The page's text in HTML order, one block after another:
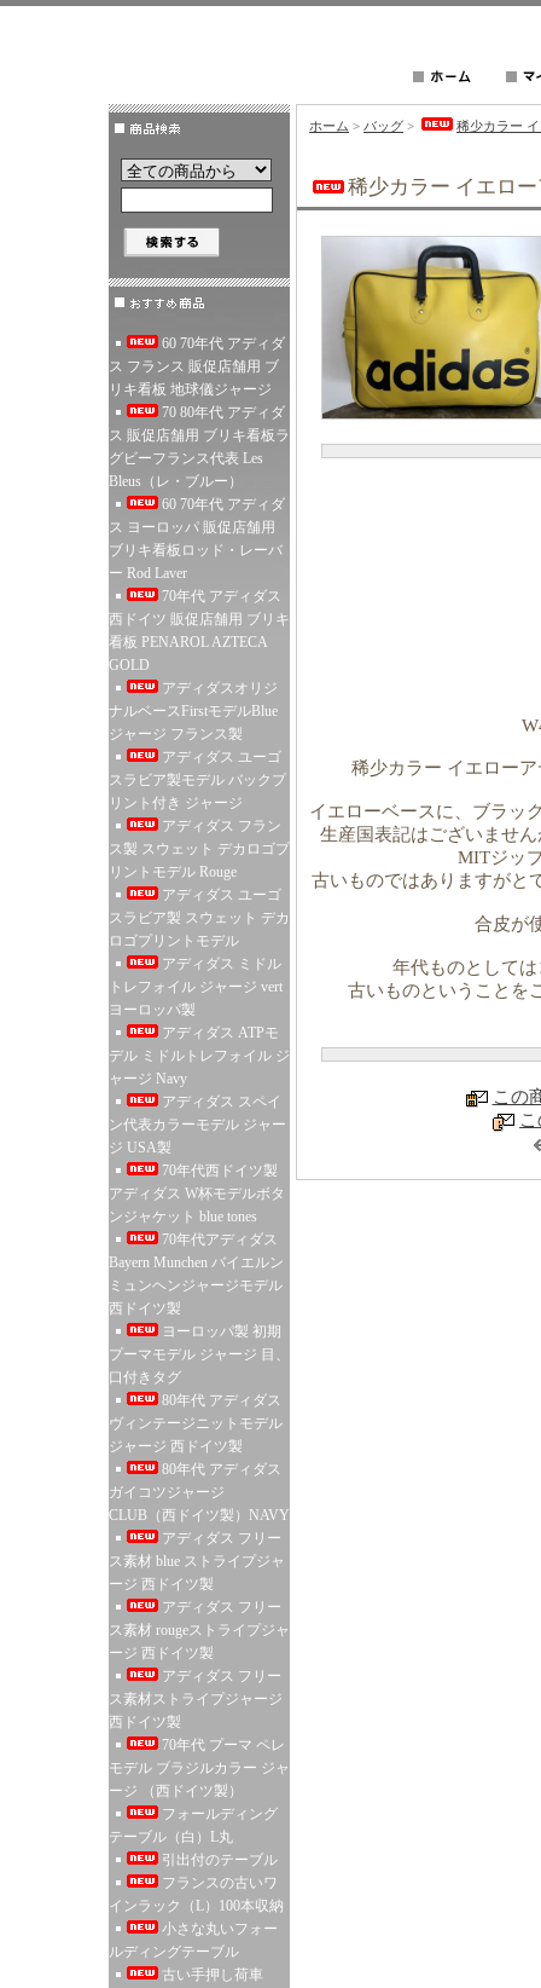
60 70年代 アディダ
ス フランス 販促店舗用 ブ
リキ看板 地球儀ジャージ
70 80年代 アディダ
ス 販促店舗用 ブリキ看板ラ
グビーフランス代表 Les
Bleus（レ・ブルー）
60 70年代 アディダ
ス ヨーロッパ 販促店舗用
ブリキ看板ロッド・レーバ
ー Rod Laver
70年代 アディダス
西ドイツ 販促店舗用 ブリキ
看板 PENAROL AZTECA
GOLD
アディダスオリジ
ナルベースFirstモデルBlue
ジャージ フランス製
アディダス ユーゴ
スラビア製モデル バックプ
リント付き ジャージ
アディダス フラン
ス製 スウェット デカロゴプ
リントモデル Rouge
アディダス ユーゴ
スラビア製 スウェット デカ
ロゴプリントモデル
アディダス ミドル
トレフォイル ジャージ vert
ヨーロッパ製
アディダス ATPモ
デル ミドルトレフォイル ジ
ャージ Navy
アディダス スペイ
ン代表カラーモデル ジャー
ジ USA製
70年代西ドイツ製
アディダス W杯モデルボタ
ンジャケット blue tones
70年代アディダス
Bayern Munchen バイエルン
ミュンヘンジャージモデル
西ドイツ製
ヨーロッパ製 初期
プーマモデル ジャージ 目、
口付きタグ
80年代 アディダス
ヴィンテージニットモデル
ジャージ 西ドイツ製
80年代 アディダス
ガイコツジャージ
CLUB（西ドイツ製）NAVY
アディダス フリー
ス素材 blue ストライプジャ
ージ 西ドイツ製
アディダス フリー
ス素材 rougeストライプジャ
ージ 西ドイツ製
アディダス フリー
ス素材ストライプジャージ
西ドイツ製
70年代 プーマ ペレ
モデル ブラジルカラー ジャ
ージ （西ドイツ製）
フォールディング
テーブル（白）L丸
引出付のテーブル
フランスの古いワ
インラック（L）100本収納
小さな丸いフォー
ルディングテーブル
古い手押し荷車
ホーム > バッグ > 稀少カラー
稀少カラー イエロ
稀少カラー イエロー
イエローベースに、ブラッ
生産国表記はございませ
MITジッ
古いものではありますがと
合皮が
年代ものとして
古いものということを
この